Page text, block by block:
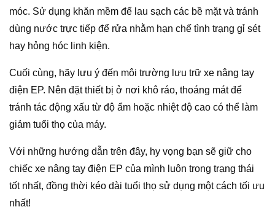
móc. Sử dụng khăn mềm để lau sạch các bề mặt và tránh
dùng nước trực tiếp để rửa nhằm hạn chế tình trạng gỉ sét
hay hỏng hóc linh kiện.
Cuối cùng, hãy lưu ý đến môi trường lưu trữ xe nâng tay
điện EP. Nên đặt thiết bị ở nơi khô ráo, thoáng mát để
tránh tác động xấu từ độ ẩm hoặc nhiệt độ cao có thể làm
giảm tuổi thọ của máy.
Với những hướng dẫn trên đây, hy vọng bạn sẽ giữ cho
chiếc xe nâng tay điện EP của mình luôn trong trạng thái
tốt nhất, đồng thời kéo dài tuổi thọ sử dụng một cách tối ưu
nhất!